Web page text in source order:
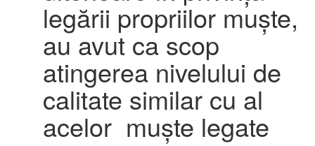
legării propriilor muște,
au avut ca scop
atingerea nivelului de
calitate similar cu al
acelor muște legate